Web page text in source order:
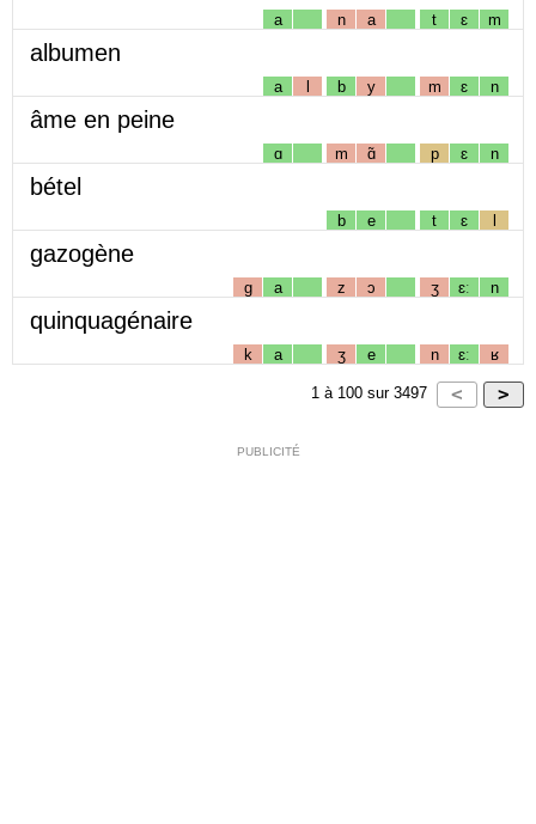
a n a t ɛ m
albumen
a l b y m ɛ n
âme en peine
ɑ m ɑ̃ p ɛ n
bétel
b e t ɛ l
gazogène
g a z ɔ ʒ ɛː n
quinquagénaire
k a ʒ e n ɛː ʁ
1 à 100 sur 3497
PUBLICITÉ